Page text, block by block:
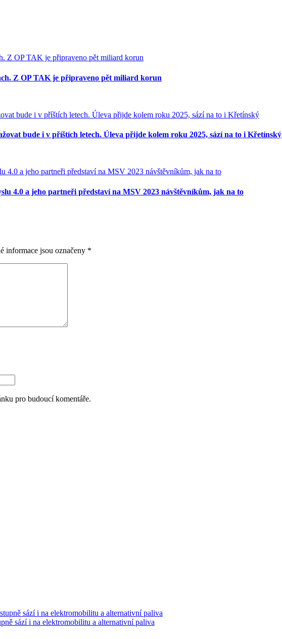
Z OP TAK je připraveno pět miliard korun
bude i v příštích letech. Úleva přijde kolem roku 2025, sází na to i Křetínský
4.0 a jeho partneři představí na MSV 2023 návštěvníkům, jak na to
informace jsou označeny *
pro budoucí komentáře.
sází i na elektromobilitu a alternativní paliva